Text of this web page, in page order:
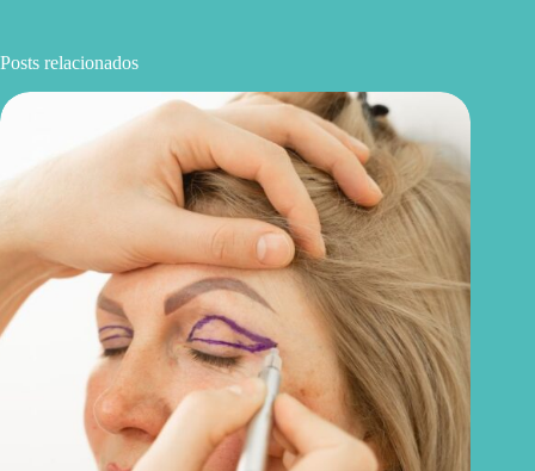
Posts relacionados